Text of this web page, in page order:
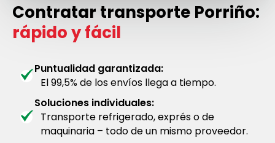
Contratar transporte Porriño:
rápido y fácil
Puntualidad garantizada:
El 99,5% de los envíos llega a tiempo.
Soluciones individuales:
Transporte refrigerado, exprés o de
maquinaria – todo de un mismo proveedor.